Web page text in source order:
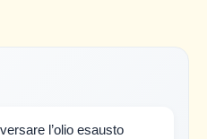
l’olio esausto